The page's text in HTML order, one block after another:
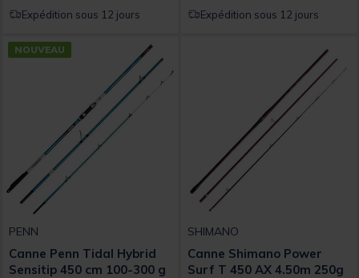
Expédition sous 12 jours Expédition sous 12 jours
NOUVEAU
PENN
Canne Penn Tidal Hybrid
Sensitip 450 cm 100-300 g
SHIMANO
Canne Shimano Power
Surf T 450 AX 4.50m 250g